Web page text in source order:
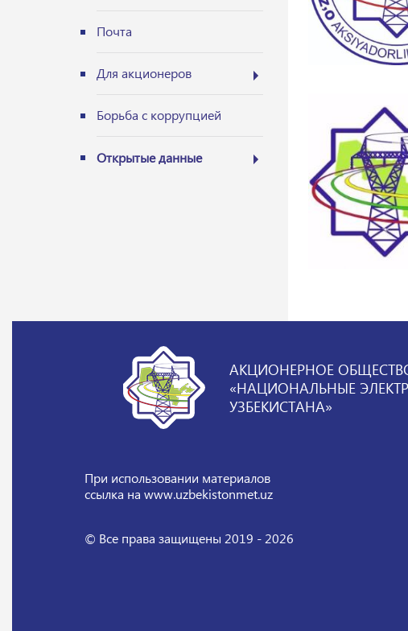
Почта
Для акционеров
Борьба с коррупцией
Открытые данные
АКЦИОНЕРНОЕ
«НАЦИОНАЛЬНЫЕ
УЗБЕКИСТАНА»
При использовании материалов
ссылка на www.uzbekistonmet.uz
© Все права защищены 2019 - 2026